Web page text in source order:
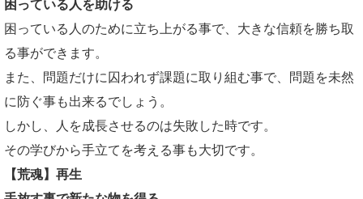
困っている人を助ける
困っている人のために立ち上がる事で、大きな信頼を勝ち取
る事ができます。
また、問題だけに囚われず課題に取り組む事で、問題を未然
に防ぐ事も出来るでしょう。
しかし、人を成長させるのは失敗した時です。
その学びから手立てを考える事も大切です。
【荒魂】再生